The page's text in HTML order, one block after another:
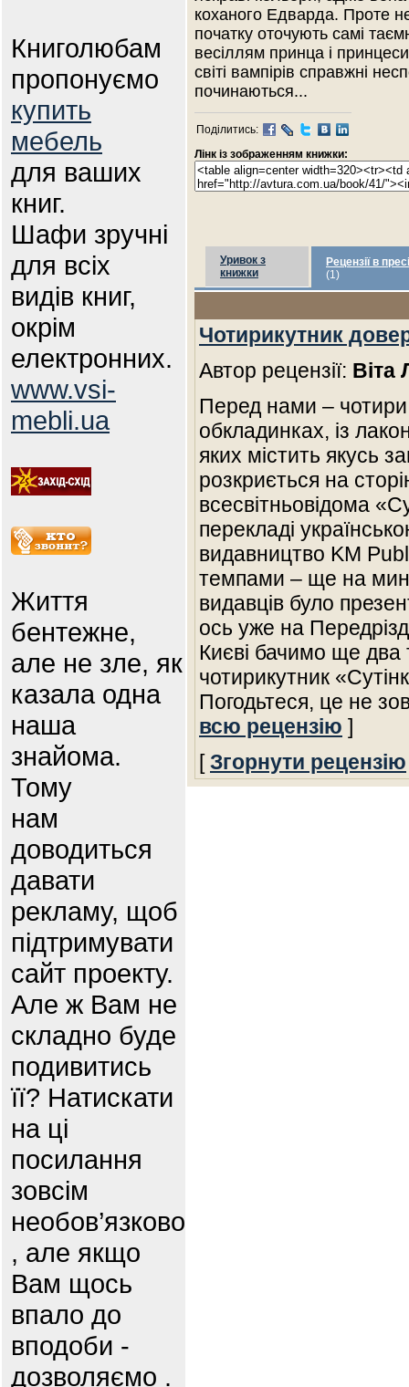
Книголюбам
пропонуємо
купить
мебель
для ваших
книг.
Шафи зручні
для всіх
видів книг,
окрім
електронних.
www.vsi-
mebli.ua
Життя
бентежне,
але не зле, як
казала одна
наша
знайома.
Тому
нам
доводиться
давати
рекламу, щоб
підтримувати
сайт проекту.
Але ж Вам не
складно буде
подивитись
її? Натискати
на ці
посилання
зовсім
необов’язково
, але якщо
Вам щось
впало до
вподоби -
дозволяємо .
коханого Едварда. Проте
початку оточують самі
весіллям принца і
світі вампірів справжні
починаються...
Поділитись:
Лінк із зображенням книжки:
Уривок з
книжки
Рецензії в пресі
(1)
Чотирикутник
Автор рецензії: Віта
Перед нами –
обкладинках, із
яких містить якусь
розкриється на
всесвітньовідома
перекладі
видавництво KM
темпами – ще на
видавців було
ось уже на
Києві бачимо ще два
чотирикутник
Погодьтеся, це не
всю рецензію ]
[Згорнути рецензію